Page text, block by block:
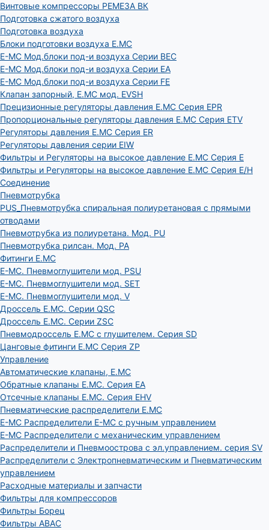
Винтовые компрессоры РЕМЕЗА ВК
Подготовка сжатого воздуха
Подготовка воздуха
Блоки подготовки воздуха E.MC
E-MC Мод.блоки под-и воздуха Серии BEC
E-MC Мод.блоки под-и воздуха Серии EA
E-MC Мод.блоки под-и воздуха Серии FE
Клапан запорный, E.MC мод. EVSH
Прецизионные регуляторы давления E.MC Серия EPR
Пропорциональные регуляторы давления E.MC Серия ETV
Регуляторы давления E.MC Серия ER
Регуляторы давления серии EIW
Фильтры и Регуляторы на высокое давление E.MC Серия E
Фильтры и Регуляторы на высокое давление E.MC Серия E/H
Соединение
Пневмотрубка
PUS_Пневмотрубка спиральная полиуретановая с прямыми
отводами
Пневмотрубка из полиуретана. Мод. РU
Пневмотрубка рилсан. Мод. PA
Фитинги E.MC
E-MC. Пневмоглушители мод. PSU
E-MC. Пневмоглушители мод. SET
E-MC. Пневмоглушители мод. V
Дроссель E.MC. Серии QSC
Дроссель E.MC. Серии ZSC
Пневмодроссель E.MC с глушителем. Серия SD
Цанговые фитинги E.MC Серия ZP
Управление
Автоматические клапаны, Е.МС
Обратные клапаны E.MC. Серия EA
Отсечные клапаны E.MC. Серия EHV
Пневматические распределители E.MC
E-MC Распределители E-MC с ручным управлением
E-MC Распределители с механическим управлением
Распределители и Пневмоострова с эл.управлением. серия SV
Распределители с Электропневматическим и Пневматическим
управлением
Расходные материалы и запчасти
Фильтры для компрессоров
Фильтры Борец
Фильтры ABAC